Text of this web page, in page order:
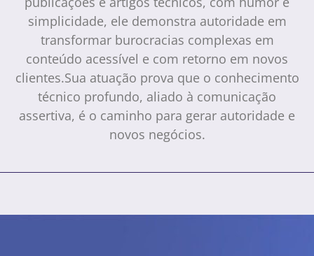
simplicidade, ele demonstra autoridade em
transformar burocracias complexas em
conteúdo acessível e com retorno em novos
clientes.Sua atuação prova que o conhecimento
técnico profundo, aliado à comunicação
assertiva, é o caminho para gerar autoridade e
novos negócios.